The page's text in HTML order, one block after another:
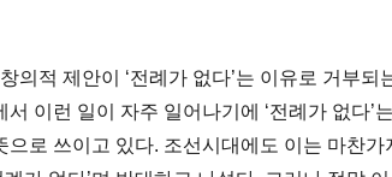
의적 제안이 ‘전례가 없다’는 이유로 거부되
이런 일이 자주 일어나기에 ‘전례가 없다’
으로 쓰이고 있다. 조선시대에도 이는 마찬